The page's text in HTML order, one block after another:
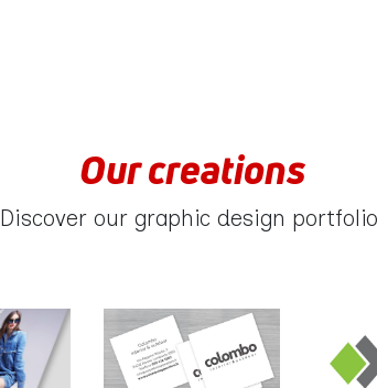
Our creations
Discover our graphic design